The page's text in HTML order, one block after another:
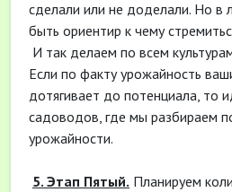
сделали или не доделали. Но в
быть ориентир к чему
И так делаем по всем
Если по факту урожайность
дотягивает до потенциала, то
садоводов, где мы разбираем
урожайности.
5. Этап Пятый. Планируем